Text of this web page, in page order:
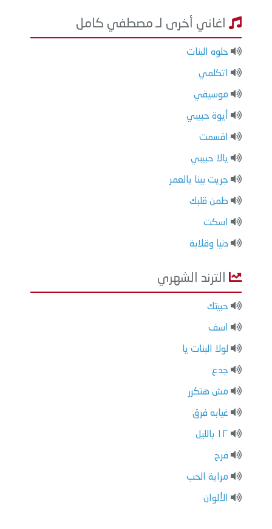
اغاني أخرى لـ مصطفي كامل
حلوه البنات
اتكلمي
موسيقي
أيوة حبيبي
اقسمت
يالا حبيبي
جريت بينا يالعمر
طمن قلبك
اسكت
دنيا وقلابة
الترند الشهري
حبيتك
اسف
لولا البنات يا
جدع
مش هتكرر
غيابه فرق
١٢ بالليل
فرح
مراية الحب
الألوان